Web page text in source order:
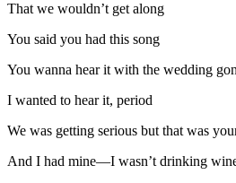
That we wouldn’t get along
You said you had this song
You wanna hear it with the wedding
I wanted to hear it, period
We was getting serious but that was
And I had mine—I wasn’t drinking